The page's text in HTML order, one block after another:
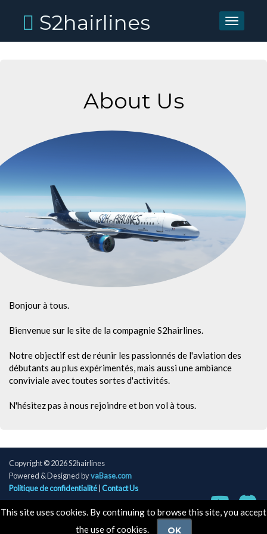
S2hairlines
Toggle
About Us
Bonjour à tous.
Bienvenue sur le site de la compagnie S2hairlines.
Notre objectif est de réunir les passionnés de l'aviation des
débutants au plus expérimentés, mais aussi une ambiance
conviviale avec toutes sortes d'activités.
N'hésitez pas à nous rejoindre et bon vol à tous.
This site uses cookies. By continuing to browse this site, you accept
the use of cookies.
OK
Copyright © 2026 S2hairlines
Powered & Designed byvaBase.com
Politique de confidentialité Contact Us